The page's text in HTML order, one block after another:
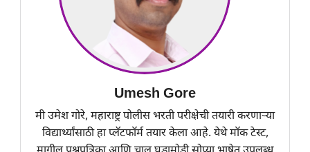
Umesh Gore
मी उमेश गोरे, महाराष्ट्र पोलीस भरती परीक्षेची तयारी करणाऱ्या
विद्यार्थ्यांसाठी हा प्लॅटफॉर्म तयार केला आहे. येथे मॉक टेस्ट,